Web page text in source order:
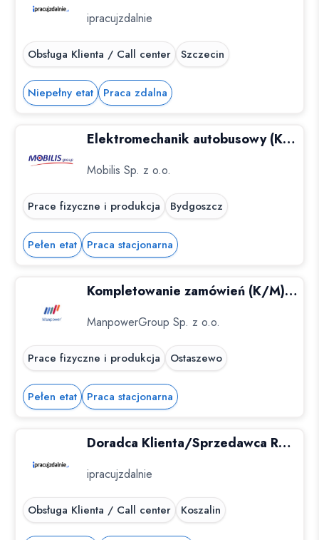
ipracujzdalnie
Obsługa Klienta / Call center Szczecin
Niepełny etat Praca zdalna
Elektromechanik autobusowy (K/M)
Mobilis Sp. z o.o.
Prace fizyczne i produkcja Bydgoszcz
Pełen etat Praca stacjonarna
Kompletowanie zamówień (K/M), 2 zmiany, Ostaszewo
ManpowerGroup Sp. z o.o.
Prace fizyczne i produkcja Ostaszewo
Pełen etat Praca stacjonarna
Doradca Klienta/Sprzedawca RTV i AGD Koszalin (K,M)
ipracujzdalnie
Obsługa Klienta / Call center Koszalin